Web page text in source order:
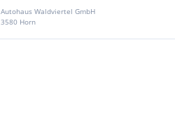
Autohaus Waldviertel GmbH
3580 Horn